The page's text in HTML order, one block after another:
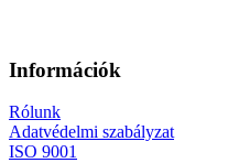
Információk
Rólunk
Adatvédelmi szabályzat
ISO 9001